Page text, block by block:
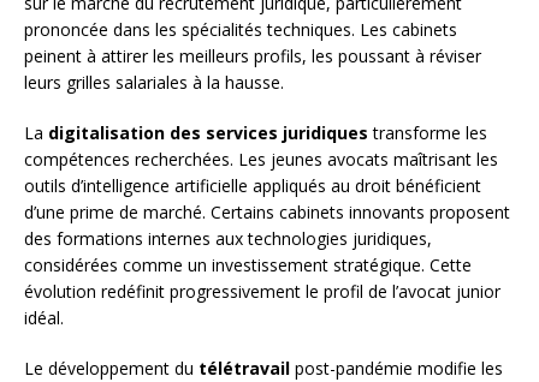
prononcée dans les spécialités techniques. Les cabinets
peinent à attirer les meilleurs profils, les poussant à réviser
leurs grilles salariales à la hausse.
La digitalisation des services juridiques transforme les
compétences recherchées. Les jeunes avocats maîtrisant les
outils d’intelligence artificielle appliqués au droit bénéficient
d’une prime de marché. Certains cabinets innovants proposent
des formations internes aux technologies juridiques,
considérées comme un investissement stratégique. Cette
évolution redéfinit progressivement le profil de l’avocat junior
idéal.
Le développement du télétravail post-pandémie modifie les